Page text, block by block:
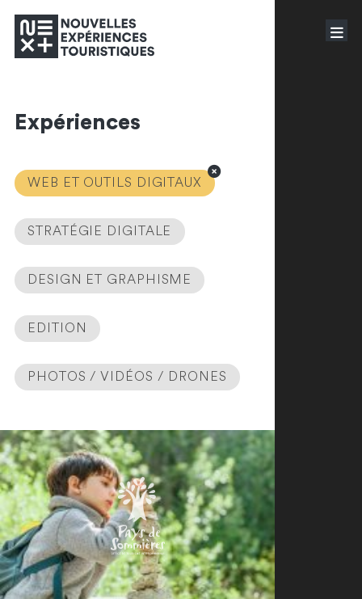
Expériences
WEB ET OUTILS DIGITAUX
STRATÉGIE DIGITALE
DESIGN ET GRAPHISME
EDITION
PHOTOS / VIDÉOS / DRONES